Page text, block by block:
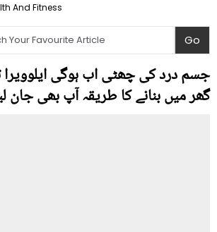
And Fitness
جسم درد کی چھٹی اب ہوگی ایلوویرا
گھر میں بنانے کا طریقہ آپ بھی جان